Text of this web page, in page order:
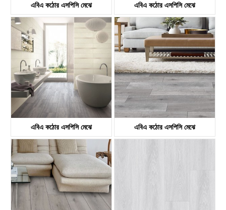
এবিএ কঠোর এসপিসি মেঝে
KTV8033
এবিএ কঠোর এসপিসি মেঝে
KTV8034
এবিএ কঠোর এসপিসি মেঝে
KTV8035
এবিএ কঠোর এসপিসি মেঝে